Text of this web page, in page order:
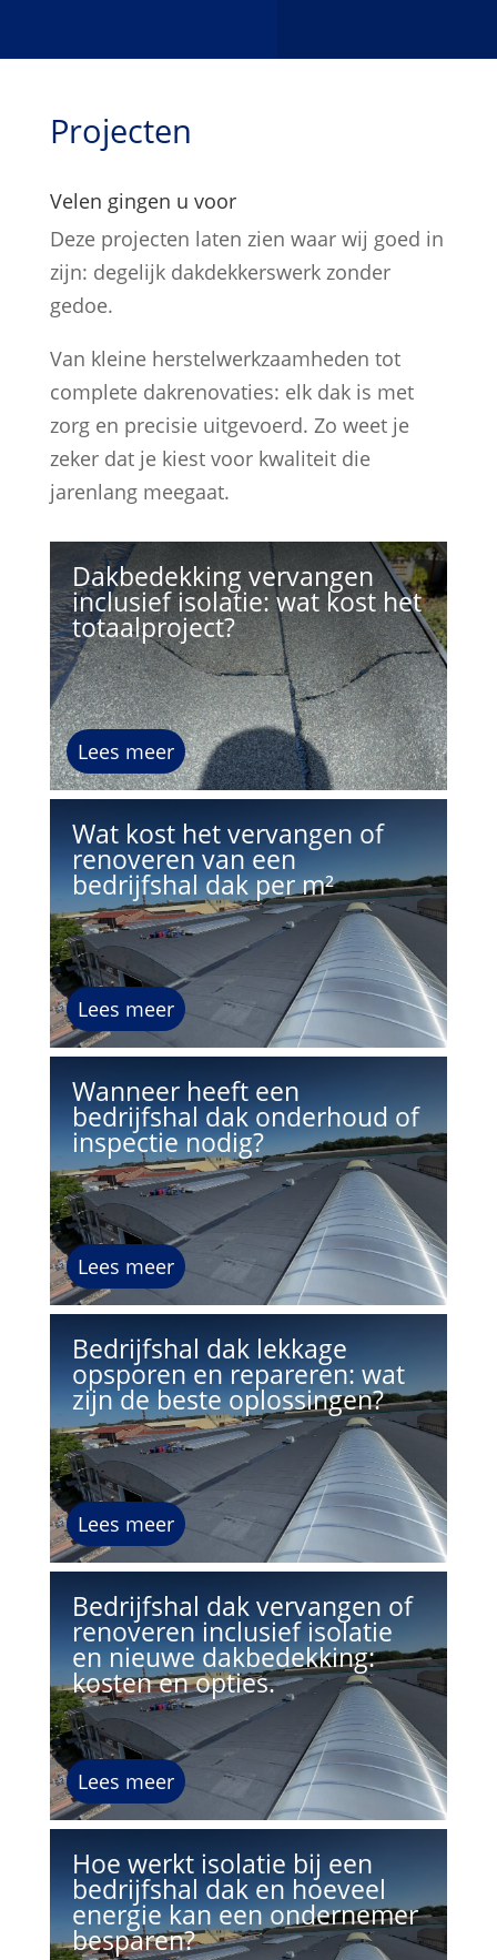
Projecten
Velen gingen u voor
Deze projecten laten zien waar wij goed in
zijn: degelijk dakdekkerswerk zonder
gedoe.
Van kleine herstelwerkzaamheden tot
complete dakrenovaties: elk dak is met
zorg en precisie uitgevoerd. Zo weet je
zeker dat je kiest voor kwaliteit die
jarenlang meegaat.
Dakbedekking vervangen
inclusief isolatie: wat kost het
totaalproject?
Lees meer
Wat kost het vervangen of
renoveren van een
bedrijfshal dak per m²
Lees meer
Wanneer heeft een
bedrijfshal dak onderhoud of
inspectie nodig?
Lees meer
Bedrijfshal dak lekkage
opsporen en repareren: wat
zijn de beste oplossingen?
Lees meer
Bedrijfshal dak vervangen of
renoveren inclusief isolatie
en nieuwe dakbedekking:
kosten en opties.
Lees meer
Hoe werkt isolatie bij een
bedrijfshal dak en hoeveel
energie kan een ondernemer
besparen?